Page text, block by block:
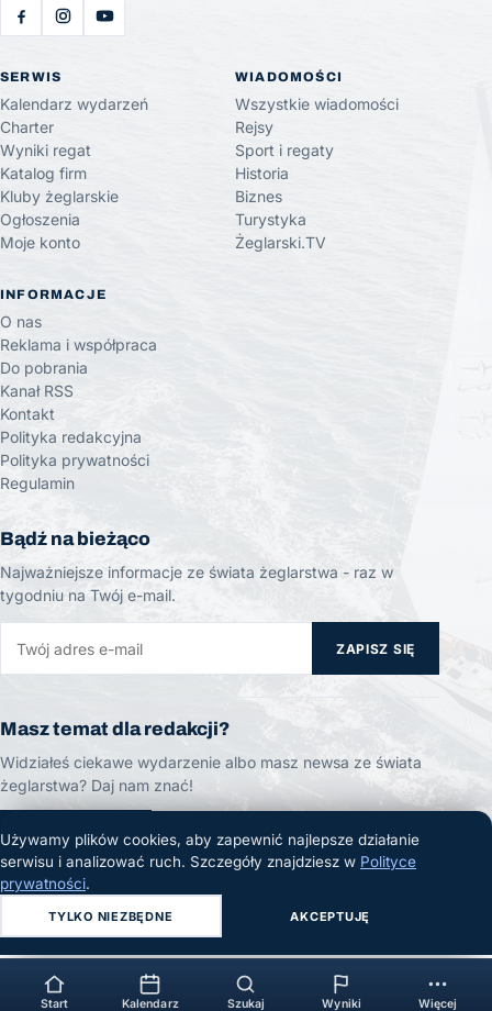
SERWIS
Kalendarz wydarzeń
Charter
Wyniki regat
Katalog firm
Kluby żeglarskie
Ogłoszenia
Moje konto
WIADOMOŚCI
Wszystkie wiadomości
Rejsy
Sport i regaty
Historia
Biznes
Turystyka
Żeglarski.TV
INFORMACJE
O nas
Reklama i współpraca
Do pobrania
Kanał RSS
Kontakt
Polityka redakcyjna
Polityka prywatności
Regulamin
Bądź na bieżąco
Najważniejsze informacje ze świata żeglarstwa - raz w
tygodniu na Twój e-mail.
ZAPISZ SIĘ
Masz temat dla redakcji?
Widziałeś ciekawe wydarzenie albo masz newsa ze świata
żeglarstwa? Daj nam znać!
ZGŁOŚ TEMAT
© 2026 Żeglarski.info. Wszelkie prawa zastrzeżone.
Używamy plików cookies, aby zapewnić najlepsze działanie
serwisu i analizować ruch. Szczegóły znajdziesz w Polityce
prywatności.
TYLKO NIEZBĘDNE AKCEPTUJĘ
Start Kalendarz Szukaj Wyniki Więcej